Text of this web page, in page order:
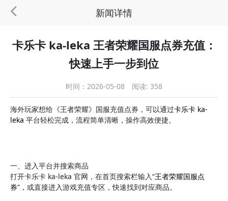
新闻详情
卡乐卡 ka-leka 王者荣耀国服点券充值：
快速上手一步到位
时间：2026-05-08 阅读: 358
海外玩家想给《王者荣耀》国服充值点券，可以通过卡乐卡 ka-
leka 平台轻松完成，流程简单清晰，操作高效便捷。
一、进入平台并搜索商品
打开卡乐卡 ka-leka 官网，在首页搜索栏输入“王者荣耀国服点
券”，或直接进入游戏充值专区，快速找到对应商品。